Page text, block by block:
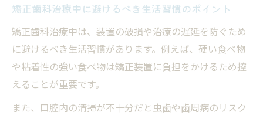
矯正歯科治療中に避けるべき生活習慣のポイント
矯正歯科治療中は、装置の破損や治療の遅延を防ぐため
に避けるべき生活習慣があります。例えば、硬い食べ物
や粘着性の強い食べ物は矯正装置に負担をかけるため控
えることが重要です。
また、口腔内の清掃が不十分だと虫歯や歯周病のリスク